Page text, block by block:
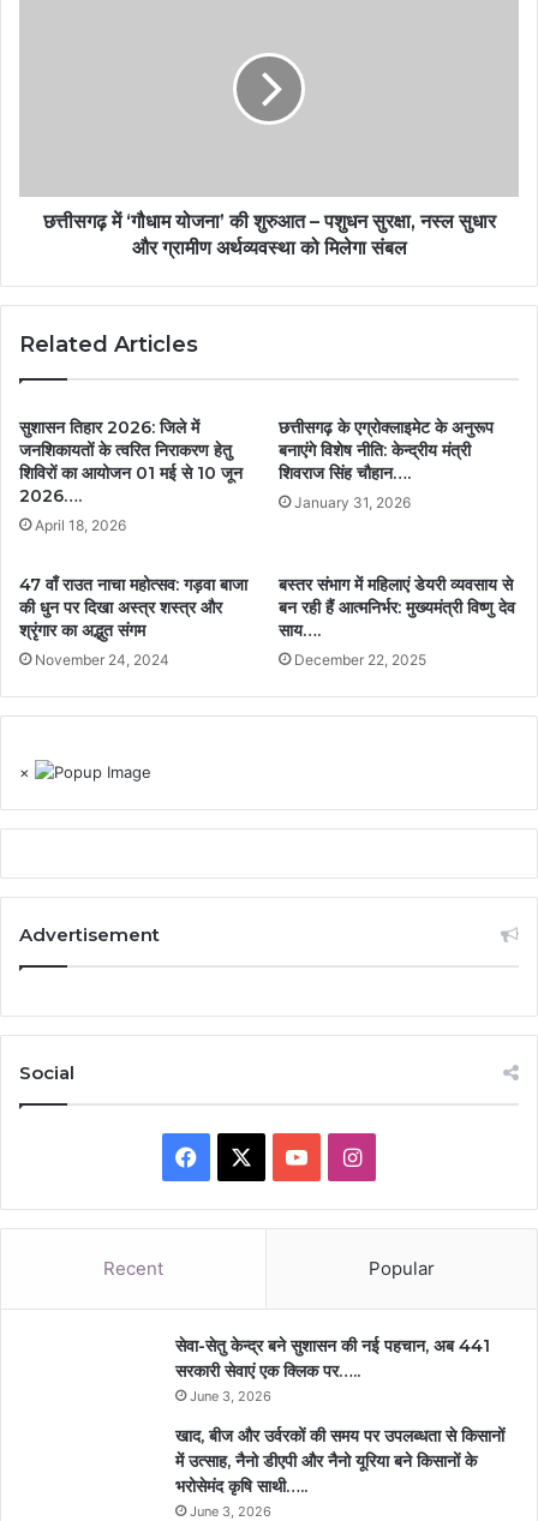
छत्तीसगढ़ में ‘गौधाम योजना’ की शुरुआत – पशुधन सुरक्षा, नस्ल सुधार
और ग्रामीण अर्थव्यवस्था को मिलेगा संबल
Related Articles
सुशासन तिहार 2026: जिले में
जनशिकायतों के त्वरित निराकरण हेतु
शिविरों का आयोजन 01 मई से 10 जून
2026….
April 18, 2026
छत्तीसगढ़ के एग्रोक्लाइमेट के अनुरूप
बनाएंगे विशेष नीति: केन्द्रीय मंत्री
शिवराज सिंह चौहान….
January 31, 2026
47 वाँ राउत नाचा महोत्सव: गड़वा बाजा
की धुन पर दिखा अस्त्र शस्त्र और
श्रृंगार का अद्भुत संगम
November 24, 2024
बस्तर संभाग में महिलाएं डेयरी व्यवसाय से
बन रही हैं आत्मनिर्भर: मुख्यमंत्री विष्णु देव
साय….
December 22, 2025
×
Advertisement
Social
Facebook YouTubeInstagram
Recent Popular
सेवा-सेतु केन्द्र बने सुशासन की नई पहचान, अब 441
सरकारी सेवाएं एक क्लिक पर…..
June 3, 2026
खाद, बीज और उर्वरकों की समय पर उपलब्धता से किसानों
में उत्साह, नैनो डीएपी और नैनो यूरिया बने किसानों के
भरोसेमंद कृषि साथी…..
June 3, 2026